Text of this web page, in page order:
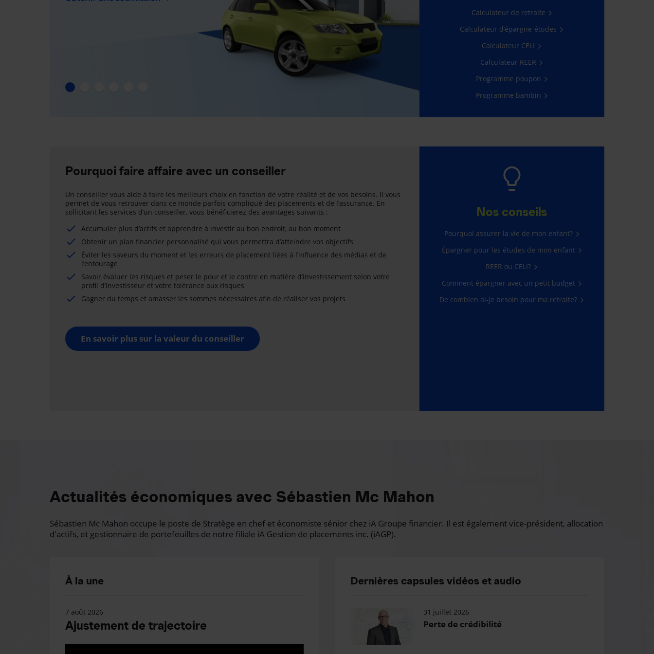
Passez à l’actionCalculateur de retraite
Calculateur d’épargne-études
Calculateur CELI
Calculateur REER
Programme poupon
Programme bambin
Pourquoi faire affaire avec un conseiller
Un conseiller vous aide à faire les meilleurs choix en fonction de votre réalité et de vos besoins. Il vous
permet de vous retrouver dans ce monde parfois compliqué des placements et de l’assurance. En
sollicitant les services d’un conseiller, vous bénéficierez des avantages suivants :
Accumuler plus d’actifs et apprendre à investir au bon endroit, au bon moment
Obtenir un plan financier personnalisé qui vous permettra d’atteindre vos objectifs
Éviter les saveurs du moment et les erreurs de placement liées à l’influence des médias et de
l’entourage
Savoir évaluer les risques et peser le pour et le contre en matière d’investissement selon votre
profil d’investisseur et votre tolérance aux risques
Gagner du temps et amasser les sommes nécessaires afin de réaliser vos projets
En savoir plus sur la valeur du conseiller
Nos conseils
Pourquoi assurer la vie de mon enfant?
Épargner pour les études de mon enfant
REER ou CELI?
Comment épargner avec un petit budget
De combien ai-je besoin pour ma retraite?
Actualités économiques avec Sébastien Mc Mahon
Sébastien Mc Mahon occupe le poste de Stratège en chef et économiste sénior chez iA Groupe financier. Il est également vice-président, allocation
d'actifs, et gestionnaire de portefeuilles de notre filiale iA Gestion de placements inc. (iAGP).
À la une
7 août 2026
Ajustement de trajectoire
Dernières capsules vidéos et audio
31 juillet 2026
Perte de crédibilité